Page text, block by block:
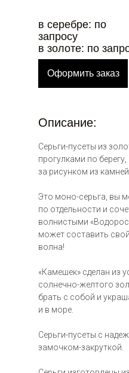
Серьги-пусеты из
прогулками по
за рисунком из камней.
Это моно-серьга, вы
по отдельности и
волнистыми
может составить
волна!
«Камешек» сделан из
солнечно-желтого
брать с собой и
и в море.
Серьги-пусеты с
замочком-закруткой.
Описание:
Оформить заказ
в серебре: по
запросу
в золоте: по